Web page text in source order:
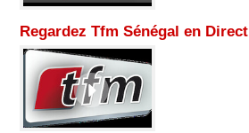
Regardez Tfm Sénégal en Direct